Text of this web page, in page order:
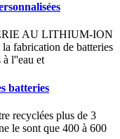
AU LITHIUM-ION
fabrication de batteries
à l''eau et
batteries
recyclées plus de 3
le sont que 400 à 600